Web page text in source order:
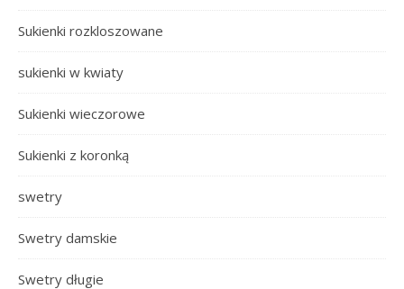
Sukienki rozkloszowane
sukienki w kwiaty
Sukienki wieczorowe
Sukienki z koronką
swetry
Swetry damskie
Swetry długie